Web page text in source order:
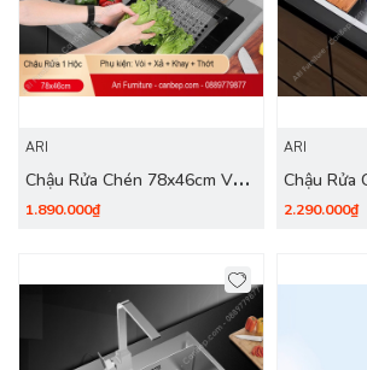
ARI
Chậu Rửa Chén 78x46cm Vòi
Thác Dày 3.0mm - inox 201
1.890.000₫
ARI
Chậu Rửa
Thác Dày
2.290.000₫